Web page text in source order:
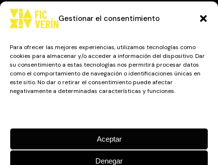
Gestionar el consentimiento
Para ofrecer las mejores experiencias, utilizamos tecnologías como
cookies para almacenar y/o acceder a información del dispositivo. Dar
su consentimiento a estas tecnologías nos permitirá procesar datos
como el comportamiento de navegación o identificaciones únicas en
este sitio. No dar o retirar el consentimiento puede afectar
negativamente a determinadas características y funciones.
Aceptar
Denegar
Camino a Balnearios de Sousas
32600, Verín, Ourense